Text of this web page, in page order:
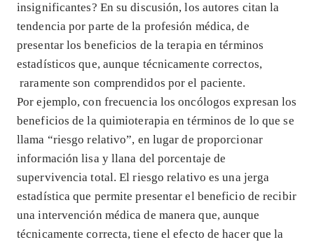
insignificantes? En su discusión, los autores citan la
tendencia por parte de la profesión médica, de
presentar los beneficios de la terapia en términos
estadísticos que, aunque técnicamente correctos,
raramente son comprendidos por el paciente.
Por ejemplo, con frecuencia los oncólogos expresan los
beneficios de la quimioterapia en términos de lo que se
llama “riesgo relativo”, en lugar de proporcionar
información lisa y llana del porcentaje de
supervivencia total. El riesgo relativo es una jerga
estadística que permite presentar el beneficio de recibir
una intervención médica de manera que, aunque
técnicamente correcta, tiene el efecto de hacer que la